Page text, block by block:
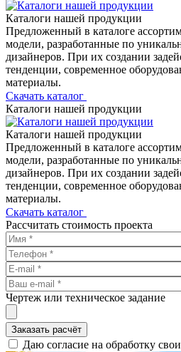
Каталоги нашей продукции
Предложенный в каталоге
модели, разработанные по
дизайнеров. При их создании
тенденции, современное
материалы.
Скачать каталог
Каталоги нашей продукции
Каталоги нашей продукции
Предложенный в каталоге
модели, разработанные по
дизайнеров. При их создании
тенденции, современное
материалы.
Скачать каталог
Рассчитать стоимость проекта
Чертеж или техническое задание
Заказать расчёт
Даю согласие на обработку